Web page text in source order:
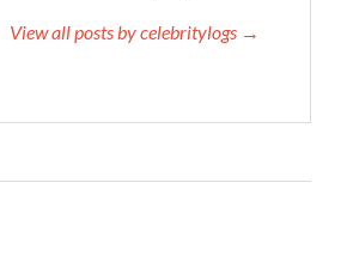
View all posts by celebritylogs →